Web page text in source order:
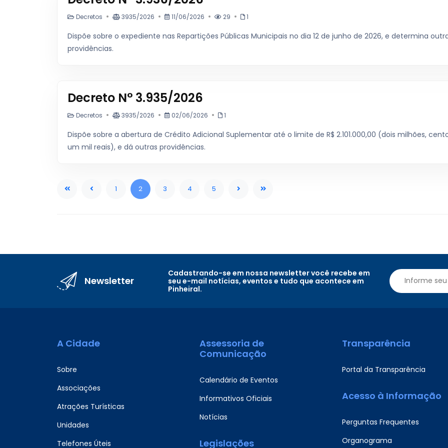
Decretos 3935/2026 11/06/2026 29 1
Dispõe sobre o expediente nas Repartições Públicas Municipais no dia 12 de junho de 2026, e determina
providências.
Decreto N° 3.935/2026
Decretos 3935/2026 02/06/2026 1
Dispõe sobre a abertura de Crédito Adicional Suplementar até o limite de R$ 2.101.000,00 (dois milhões,
um mil reais), e dá outras providências.
1 2 3 4 5
Newsletter
Cadastrando-se em nossa newsletter você recebe em
seu e-mail notícias, eventos e tudo que acontece em
Pinheiral.
A Cidade
Sobre
Associações
Atrações Turísticas
Unidades
Telefones Úteis
Assessoria de
Comunicação
Calendário de Eventos
Informativos Oficiais
Notícias
Legislações
Transparência
Portal da Transparência
Acesso à Informação
Perguntas Frequentes
Organograma